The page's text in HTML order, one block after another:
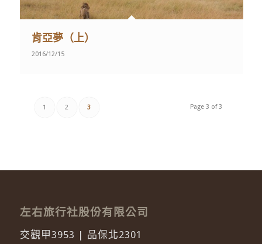
肯亞夢（上）
2016/12/15
Page 3 of 3
1 2 3
左右旅行社股份有限公司
交觀甲3953 | 品保北2301